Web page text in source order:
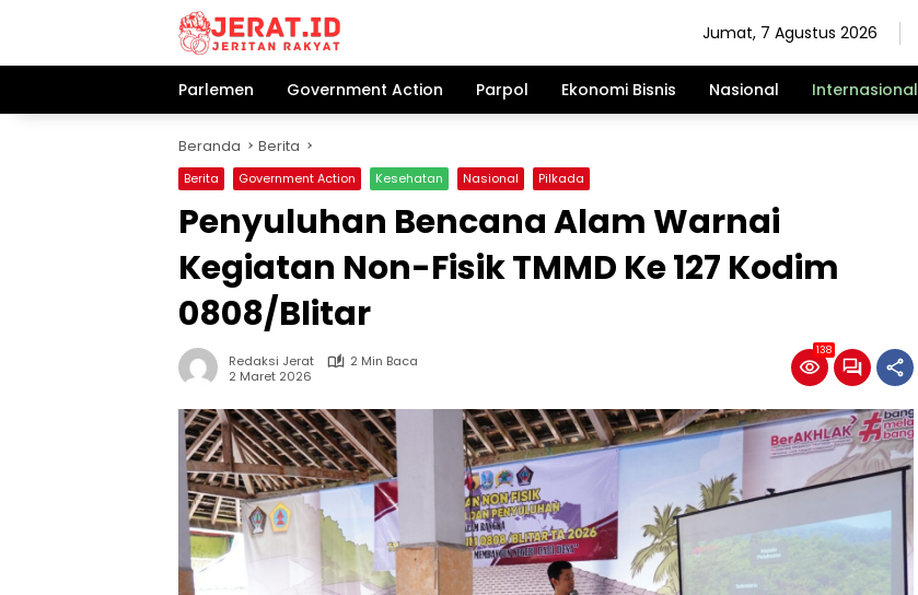
Jumat, 7 Agustus 2026
Parlemen Government Action Parpol Ekonomi Bisnis Nasional Internasional
Beranda Berita
Berita Government Action Kesehatan Nasional Pilkada
Penyuluhan Bencana Alam Warnai
Kegiatan Non-Fisik TMMD Ke 127 Kodim
0808/Blitar
Redaksi Jerat
2 Min Baca
2 Maret 2026
138